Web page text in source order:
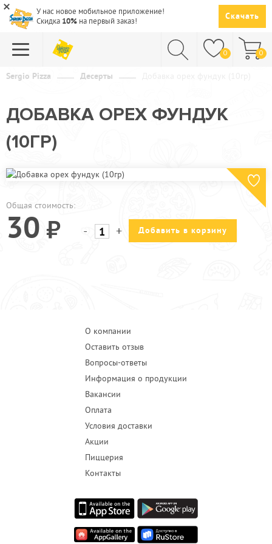
У нас новое мобильное приложение!
Скидка 10% на первый заказ! Скачать
0 0
СУШИ
НАПИТКИ
АКЦИИ
Sergio Pizza Десерты
ДОБАВКА ОРЕХ ФУНДУК
(10ГР)
Общая стоимость:
30 - + Добавить в корзину
О компании
Оставить отзыв
Вопросы-ответы
Информация о продукции
Вакансии
Оплата
Условия доставки
Акции
Пиццерия
Контакты